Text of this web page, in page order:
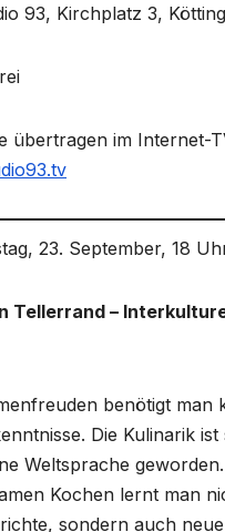
93, Kirchplatz 3,
übertragen im Internet-
23. September, 18
Tellerrand –
benötigt man
Die Kulinarik
Weltsprache
Kochen lernt man
sondern auch